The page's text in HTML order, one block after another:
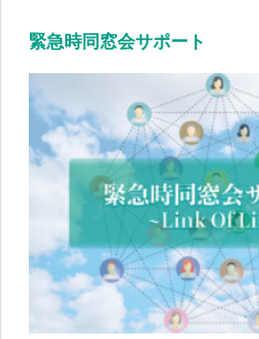
緊急時同窓会サポート